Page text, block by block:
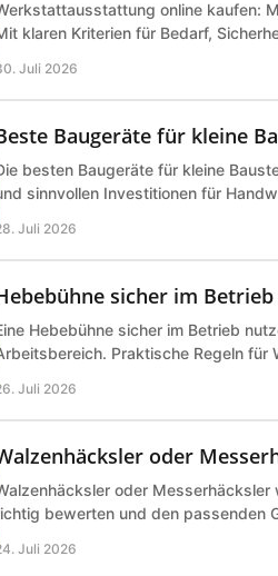
online kaufen:
klaren Kriterien für Bedarf,
Juli 2026
Baugeräte für kleine
besten Baugeräte für kleine
sinnvollen Investitionen für
Juli 2026
sicher im
Hebebühne sicher im Betrieb
Praktische Regeln
Juli 2026
oder
oder
bewerten und den passenden
Juli 2026